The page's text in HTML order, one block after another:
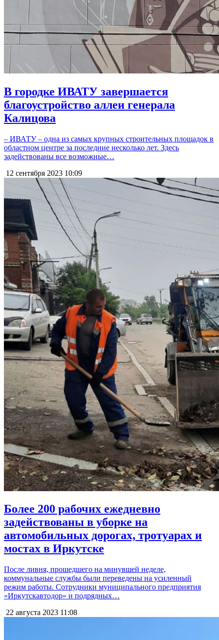
В городке ИВАТУ завершается
благоустройство аллеи генерала
Калицова
– ИВАТУ – одна из самых крупных строительных площадок в
областном центре за последние несколько лет. Здесь
задействованы все возможные…
12 сентября 2023 10:09
Более 200 рабочих ежедневно
задействованы в уборке на
автомобильных дорогах, тротуарах и
мостах в Иркутске
После ливня, прошедшего на минувшей неделе,
коммунальные службы были переведены на усиленный
режим работы. Сотрудники муниципального предприятия
«Иркутскавтодор» и подрядных…
22 августа 2023 11:08